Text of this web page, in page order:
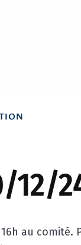
12/
au comité.